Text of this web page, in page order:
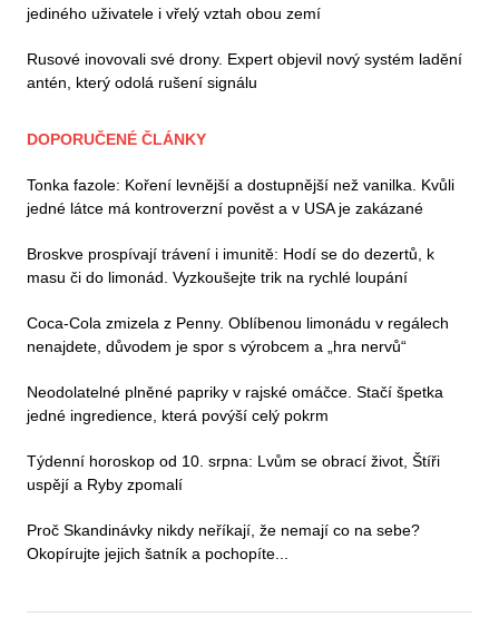
jediného uživatele i vřelý vztah obou zemí
Rusové inovovali své drony. Expert objevil nový systém ladění
antén, který odolá rušení signálu
DOPORUČENÉ ČLÁNKY
Tonka fazole: Koření levnější a dostupnější než vanilka. Kvůli
jedné látce má kontroverzní pověst a v USA je zakázané
Broskve prospívají trávení i imunitě: Hodí se do dezertů, k
masu či do limonád. Vyzkoušejte trik na rychlé loupání
Coca-Cola zmizela z Penny. Oblíbenou limonádu v regálech
nenajdete, důvodem je spor s výrobcem a „hra nervů“
Neodolatelné plněné papriky v rajské omáčce. Stačí špetka
jedné ingredience, která povýší celý pokrm
Týdenní horoskop od 10. srpna: Lvům se obrací život, Štíři
uspějí a Ryby zpomalí
Proč Skandinávky nikdy neříkají, že nemají co na sebe?
Okopírujte jejich šatník a pochopíte...